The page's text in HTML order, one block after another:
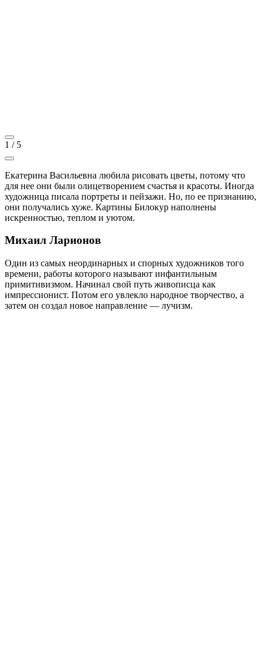
1 / 5
Екатерина Васильевна любила рисовать цветы, потому что
для нее они были олицетворением счастья и красоты. Иногда
художница писала портреты и пейзажи. Но, по ее признанию,
они получались хуже. Картины Билокур наполнены
искренностью, теплом и уютом.
Михаил Ларионов
Один из самых неординарных и спорных художников того
времени, работы которого называют инфантильным
примитивизмом. Начинал свой путь живописца как
импрессионист. Потом его увлекло народное творчество, а
затем он создал новое направление — лучизм.